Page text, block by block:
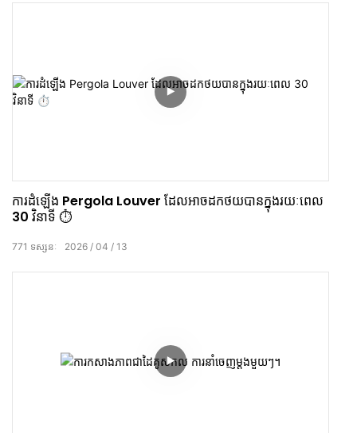
ការដំឡើង Pergola Louver ដែលអាចដកថយបានក្នុងរយៈពេល
30 វិនាទី ⏱️
2026 04 13
771 ទស្សនៈ